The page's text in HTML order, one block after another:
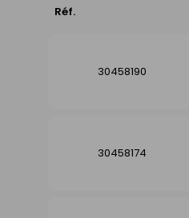
Réf.
30458190
30458174